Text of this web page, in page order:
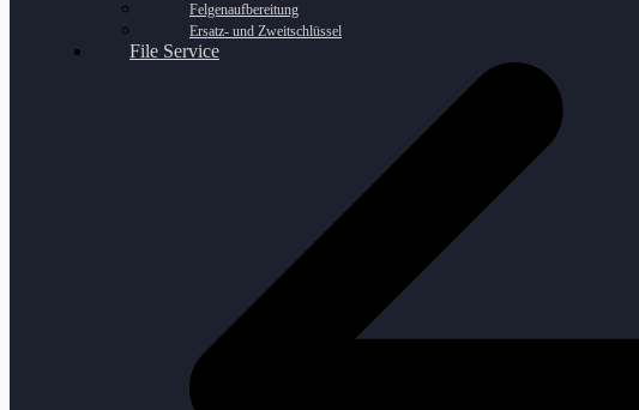
Felgenaufbereitung
Ersatz- und Zweitschlüssel
File Service